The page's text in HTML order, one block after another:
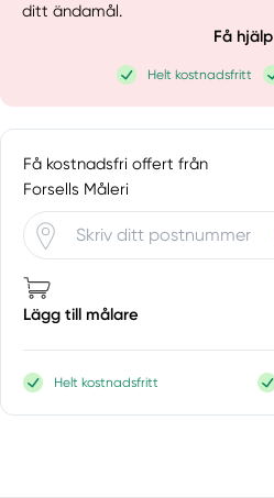
ditt ändamål.
Få hjälp
Helt kostnadsfritt
Få kostnadsfri offert från
Forsells Måleri
Lägg till målare
Helt kostnadsfritt